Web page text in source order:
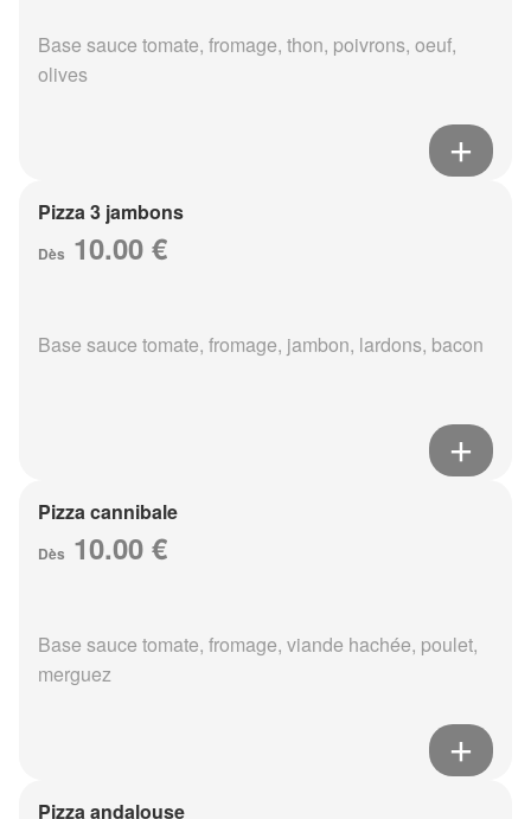
Base sauce tomate, fromage, thon, poivrons, oeuf,
olives
Pizza 3 jambons
Dès 10.00 €
Base sauce tomate, fromage, jambon, lardons, bacon
Pizza cannibale
Dès 10.00 €
Base sauce tomate, fromage, viande hachée, poulet,
merguez
Pizza andalouse